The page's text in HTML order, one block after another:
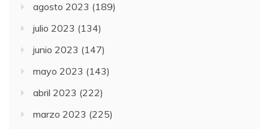
agosto 2023 (189)
julio 2023 (134)
junio 2023 (147)
mayo 2023 (143)
abril 2023 (222)
marzo 2023 (225)